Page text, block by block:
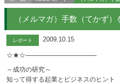
（メルマガ）手数（てかず）
レポート 2009.10.15
☆★☆────────────────
～成功の研究～
知って得する起業とビジネスのヒント